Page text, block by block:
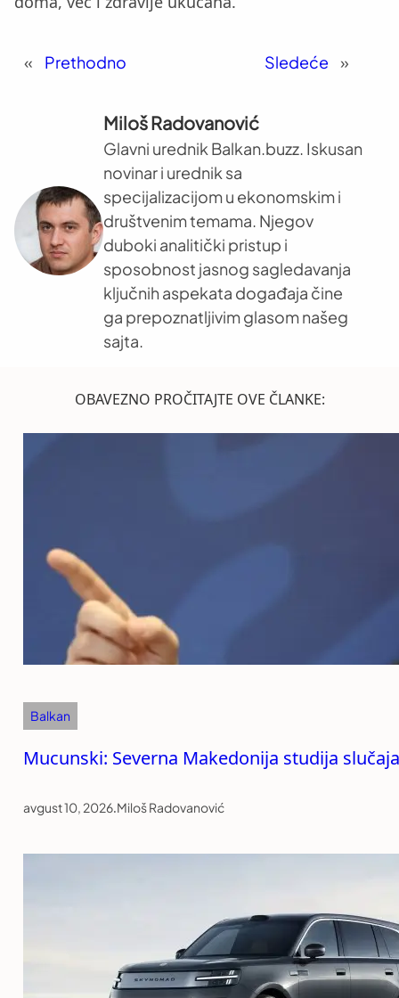
« Prethodno Sledeće »
Miloš Radovanović
Glavni urednik Balkan.buzz. Iskusan
novinar i urednik sa
specijalizacijom u ekonomskim i
društvenim temama. Njegov
duboki analitički pristup i
sposobnost jasnog sagledavanja
ključnih aspekata događaja čine
ga prepoznatljivim glasom našeg
sajta.
OBAVEZNO PROČITAJTE OVE ČLANKE:
Balkan
Mucunski: Severna Makedonija studija
avgust 10, 2026.Miloš Radovanović